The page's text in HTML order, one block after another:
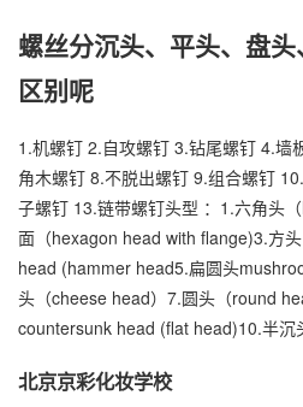
螺丝分沉头、平头、盘
区别呢
1.机螺钉 2.自攻螺钉 3.钻尾螺钉 4.墙
角木螺钉 8.不脱出螺钉 9.组合螺钉
子螺钉 13.链带螺钉头型 ：1.六角头
面（hexagon head with flange)3.方
head (hammer head5.扁圆头
头（cheese head）7.圆头（round
countersunk head (flat head)10.半沉
北京京彩化妆学校